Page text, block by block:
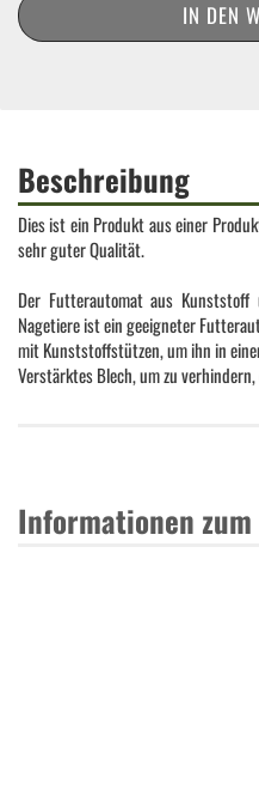
Beschreibung
Dies ist ein Produkt aus einer
sehr guter Qualität.
Der Futterautomat aus
Nagetiere ist ein geeigneter
mit Kunststoffstützen, um ihn in
Verstärktes Blech, um zu
Informationen